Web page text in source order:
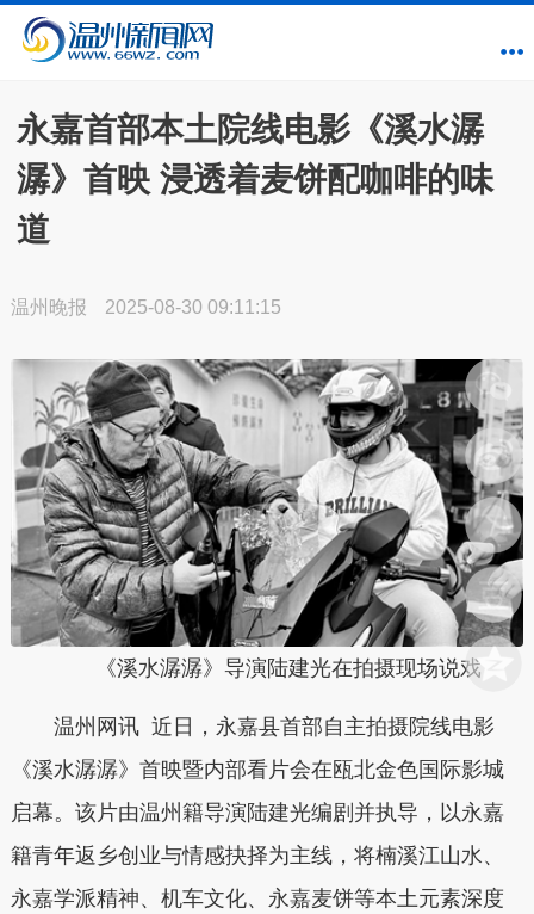
永嘉首部本土院线电影《溪水潺
潺》首映 浸透着麦饼配咖啡的味
道
温州晚报 2025-08-30 09:11:15
《溪水潺潺》导演陆建光在拍摄现场说戏
温州网讯 近日，永嘉县首部自主拍摄院线电影
《溪水潺潺》首映暨内部看片会在瓯北金色国际影城
启幕。该片由温州籍导演陆建光编剧并执导，以永嘉
籍青年返乡创业与情感抉择为主线，将楠溪江山水、
永嘉学派精神、机车文化、永嘉麦饼等本土元素深度